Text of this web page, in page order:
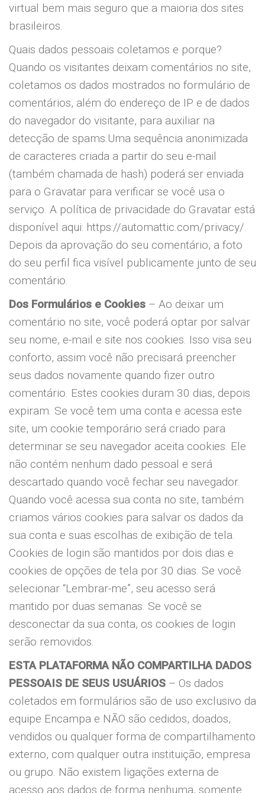
virtual bem mais seguro que a maioria dos sites
brasileiros.
Quais dados pessoais coletamos e porque?
Quando os visitantes deixam comentários no site,
coletamos os dados mostrados no formulário de
comentários, além do endereço de IP e de dados
do navegador do visitante, para auxiliar na
detecção de spams.Uma sequência anonimizada
de caracteres criada a partir do seu e-mail
(também chamada de hash) poderá ser enviada
para o Gravatar para verificar se você usa o
serviço. A política de privacidade do Gravatar está
disponível aqui: https://automattic.com/privacy/.
Depois da aprovação do seu comentário, a foto
do seu perfil fica visível publicamente junto de seu
comentário.
Dos Formulários e Cookies – Ao deixar um
comentário no site, você poderá optar por salvar
seu nome, e-mail e site nos cookies. Isso visa seu
conforto, assim você não precisará preencher
seus dados novamente quando fizer outro
comentário. Estes cookies duram 30 dias, depois
expiram. Se você tem uma conta e acessa este
site, um cookie temporário será criado para
determinar se seu navegador aceita cookies. Ele
não contém nenhum dado pessoal e será
descartado quando você fechar seu navegador.
Quando você acessa sua conta no site, também
criamos vários cookies para salvar os dados da
sua conta e suas escolhas de exibição de tela.
Cookies de login são mantidos por dois dias e
cookies de opções de tela por 30 dias. Se você
selecionar “Lembrar-me”, seu acesso será
mantido por duas semanas. Se você se
desconectar da sua conta, os cookies de login
serão removidos.
ESTA PLATAFORMA NÃO COMPARTILHA DADOS
PESSOAIS DE SEUS USUÁRIOS – Os dados
coletados em formulários são de uso exclusivo da
equipe Encampa e NÃO são cedidos, doados,
vendidos ou qualquer forma de compartilhamento
externo, com qualquer outra instituição, empresa
ou grupo. Não existem ligações externa de
acesso aos dados de forma nenhuma, somente